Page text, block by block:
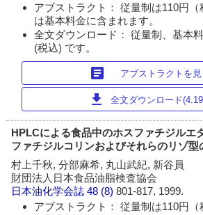
アブストラクト： 従量制は110円（
は基本料金に含まれます。
全文ダウンロード： 従量制、基本
(税込) です。
article アブストラクトを見
download 全文ダウンロード
HPLCによる食品中のホスファチジルエ
ファチジルコリンおよびそれらのリゾ型
村上千秋, 分部麻希, 丸山武紀, 新谷員
財団法人日本食品油脂検査協会
日本油化学会誌 48 (8)801-817, 1999.
アブストラクト： 従量制は110円（